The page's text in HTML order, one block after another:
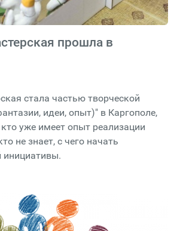
прошла в
стала частью творческой
идеи, опыт)" в Каргополе,
кто уже имеет опыт реализации
не знает, с чего начать
инициативы.